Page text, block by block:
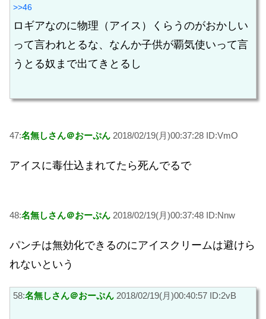
>>46
ロギアなのに物理（アイス）くらうのがおかしい
って言われとるな、なんか子供が覇気使いって言
うとる奴まで出てきとるし
47:名無しさん＠おーぷん 2018/02/19(月)00:37:28 ID:VmO
アイスに毒仕込まれてたら死んでるで
48:名無しさん＠おーぷん 2018/02/19(月)00:37:48 ID:Nnw
パンチは無効化できるのにアイスクリームは避けら
れないという
58:名無しさん＠おーぷん 2018/02/19(月)00:40:57 ID:2vB